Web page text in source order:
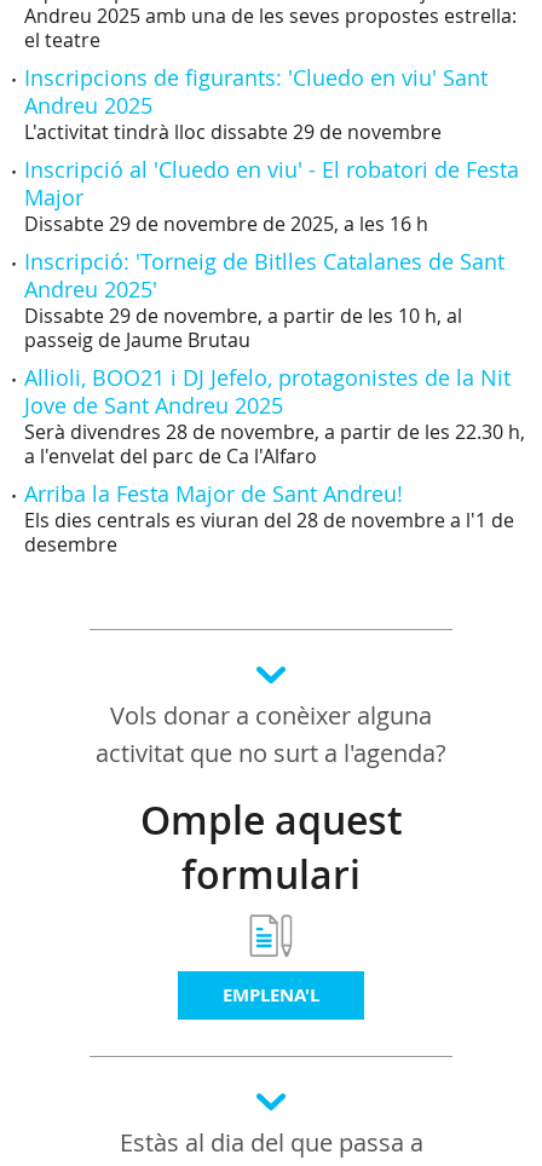
Andreu 2025 amb una de les seves propostes estrella:
el teatre
Inscripcions de figurants: 'Cluedo en viu' Sant
Andreu 2025
L'activitat tindrà lloc dissabte 29 de novembre
Inscripció al 'Cluedo en viu' - El robatori de Festa
Major
Dissabte 29 de novembre de 2025, a les 16 h
Inscripció: 'Torneig de Bitlles Catalanes de Sant
Andreu 2025'
Dissabte 29 de novembre, a partir de les 10 h, al
passeig de Jaume Brutau
Allioli, BOO21 i DJ Jefelo, protagonistes de la Nit
Jove de Sant Andreu 2025
Serà divendres 28 de novembre, a partir de les 22.30 h,
a l'envelat del parc de Ca l'Alfaro
Arriba la Festa Major de Sant Andreu!
Els dies centrals es viuran del 28 de novembre a l'1 de
desembre
Vols donar a conèixer alguna
activitat que no surt a l'agenda?
Omple aquest
formulari
EMPLENA'L
Estàs al dia del que passa a